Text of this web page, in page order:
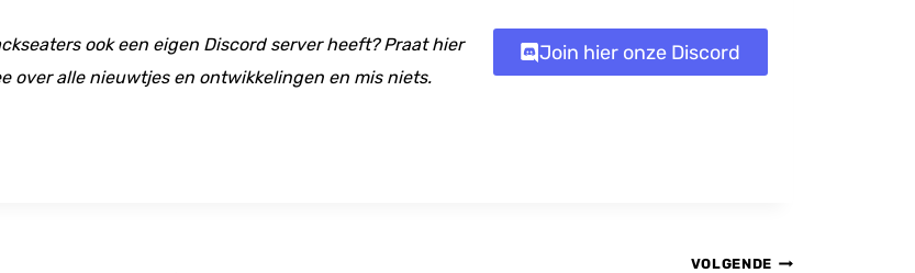
ook een eigen Discord server heeft? Praat hier
over alle nieuwtjes en ontwikkelingen en mis niets.
Join hier onze Discord
VOLGENDE